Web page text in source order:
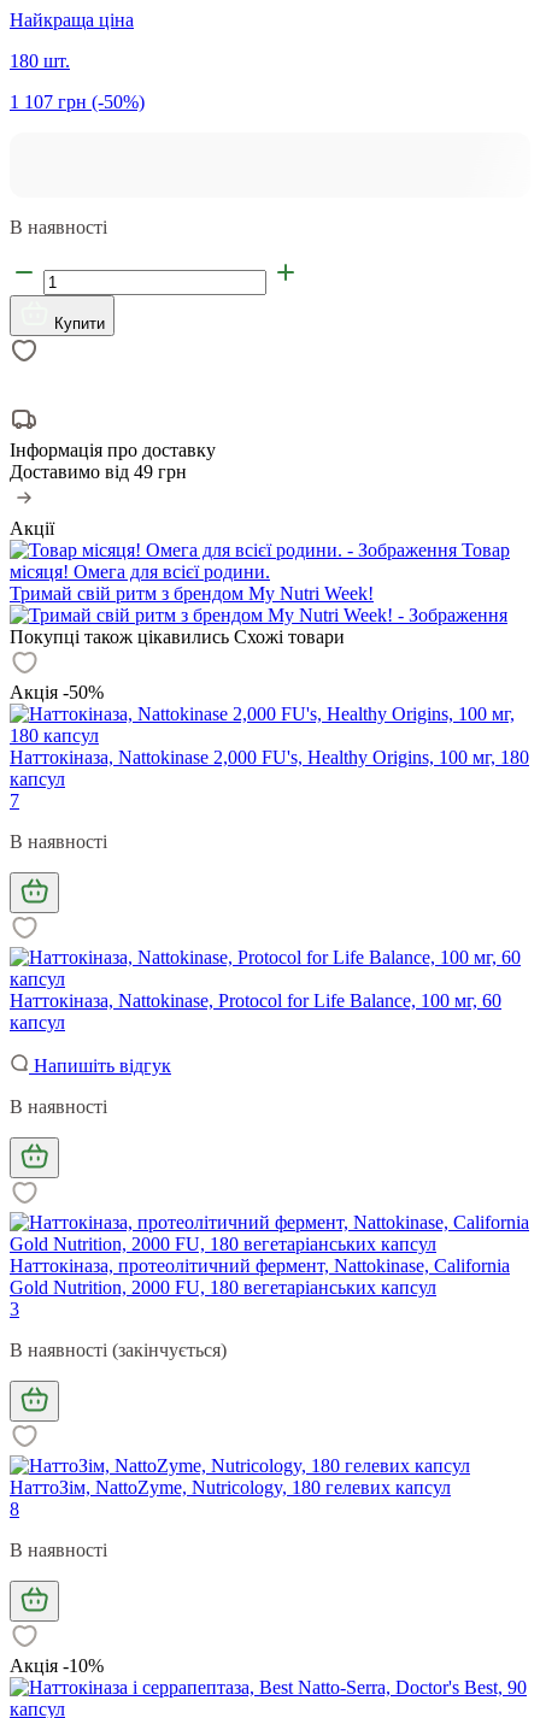
Найкраща ціна
180 шт.
1 107 грн (-50%)
В наявності
Купити
Інформація про доставку
Доставимо від 49 грн
Акції
Товар
місяця! Омега для всієї родини.
Тримай свій ритм з брендом My Nutri Week!
Покупці також цікавились Схожі товари
Акція -50%
Наттокіназа, Nattokinase 2,000 FU's, Healthy Origins, 100 мг, 180
капсул
7
В наявності
Наттокіназа, Nattokinase, Protocol for Life Balance, 100 мг, 60
капсул
Напишіть відгук
В наявності
Наттокіназа, протеолітичний фермент, Nattokinase, California
Gold Nutrition, 2000 FU, 180 вегетаріанських капсул
3
В наявності (закінчується)
НаттоЗім, NattoZyme, Nutricology, 180 гелевих капсул
8
В наявності
Акція -10%